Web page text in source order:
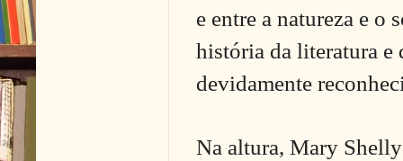
e entre a natureza e o
história da literatura e
devidamente
Na altura, Mary